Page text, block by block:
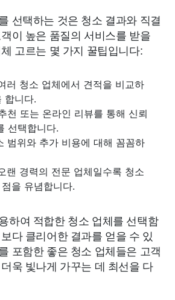
선택하는 것은 청소 결과와 직결
이 높은 품질의 서비스를 받을
고르는 몇 가지 꿀팁입니다:
러 청소 업체에서 견적을 비교하
합니다.
천 또는 온라인 리뷰를 통해 신뢰
선택합니다.
범위와 추가 비용에 대해 꼼꼼하
랜 경력의 전문 업체일수록 청소
을 유념합니다.
하여 적합한 청소 업체를 선택함
다 클리어한 결과를 얻을 수 있
포함한 좋은 청소 업체들은 고객
욱 빛나게 가꾸는 데 최선을 다